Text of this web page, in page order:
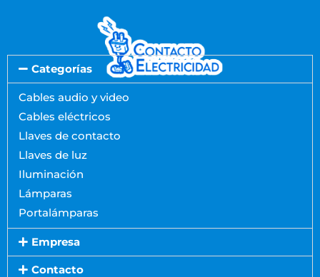
Categorías
Cables audio y video
Cables eléctricos
Llaves de contacto
Llaves de luz
Iluminación
Lámparas
Portalámparas
Empresa
Contacto